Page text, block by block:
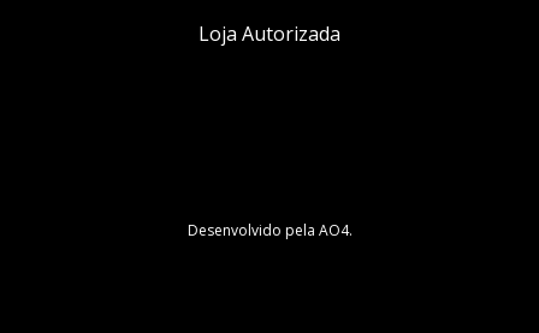
Loja Autorizada
Desenvolvido pela AO4.